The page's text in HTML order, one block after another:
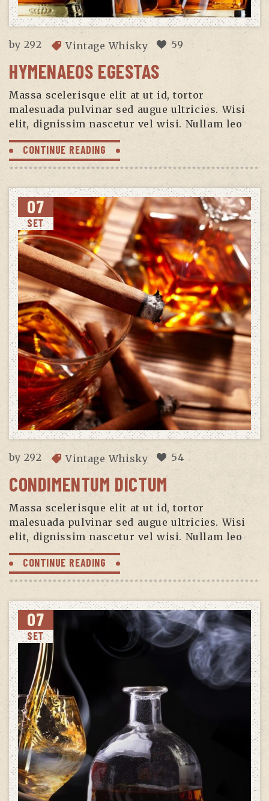
by 292 Vintage Whisky 59
HYMENAEOS EGESTAS
Massa scelerisque elit at ut id, tortor
malesuada pulvinar sed augue ultricies. Wisi
elit, dignissim nascetur vel wisi. Nullam leo
CONTINUE READING
07
SET
by 292 Vintage Whisky 54
CONDIMENTUM DICTUM
Massa scelerisque elit at ut id, tortor
malesuada pulvinar sed augue ultricies. Wisi
elit, dignissim nascetur vel wisi. Nullam leo
CONTINUE READING
07
SET